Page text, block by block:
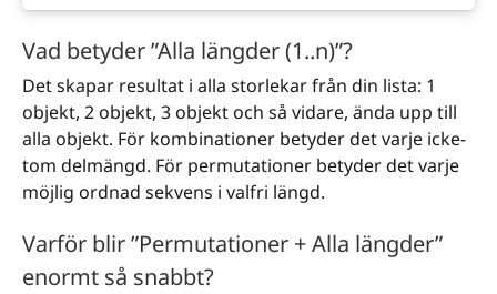
Vad betyder ”Alla längder (1..n)”?
Det skapar resultat i alla storlekar från din lista: 1
objekt, 2 objekt, 3 objekt och så vidare, ända upp till
alla objekt. För kombinationer betyder det varje icke-
tom delmängd. För permutationer betyder det varje
möjlig ordnad sekvens i valfri längd.
Varför blir ”Permutationer + Alla längder”
enormt så snabbt?